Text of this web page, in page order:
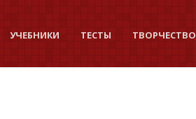
УЧЕБНИКИ ТЕСТЫ ТВОРЧЕСТВО